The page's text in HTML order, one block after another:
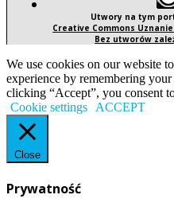
Utwory na tym
Creative Commons
Bez utworów
We use cookies on our website
experience by remembering
clicking “Accept”, you consent
Cookie settings
ACCEPT
Close
Prywatność